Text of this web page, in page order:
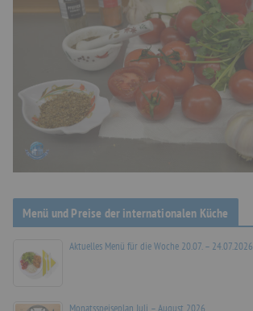
Menü und Preise der internationalen Küche
Aktuelles Menü für die Woche 20.07. – 24.07.2026
Monatsspeiseplan Juli – August 2026